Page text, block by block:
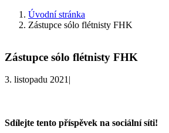
Úvodní stránka
Zástupce sólo flétnisty FHK
Zástupce sólo flétnisty FHK
3. listopadu 2021|
Sdílejte tento příspěvek na sociální síti!